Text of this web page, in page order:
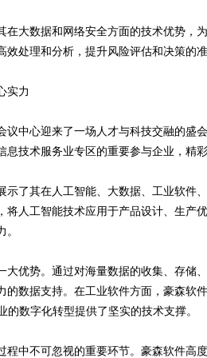
在大数据和网络安全方面的技术优势，
效处理和分析，提升风险评估和决策的
实力
议中心迎来了一场人才与科技交融的
息技术服务业专区的重要参与企业，精
示了其在人工智能、大数据、工业软件
将人工智能技术应用于产品设计、生产
大优势。通过对海量数据的收集、存储
的数据支持。在工业软件方面，豪森软
的数字化转型提供了坚实的技术支撑。
程中不可忽视的重要环节。豪森软件高